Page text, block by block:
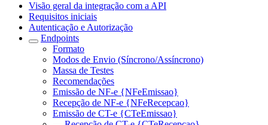
Visão geral da integração com a API
Requisitos iniciais
Autenticação e Autorização
Endpoints
Formato
Modos de Envio (Síncrono/Assíncrono)
Massa de Testes
Recomendações
Emissão de NF-e {NFeEmissao}
Recepção de NF-e {NFeRecepcao}
Emissão de CT-e {CTeEmissao}